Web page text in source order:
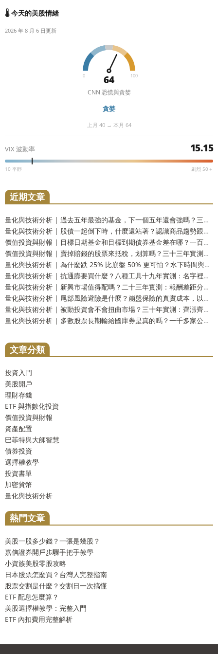
🌡️ 今天的美股情緒
2026 年 8 月 6 日更新
0 100
64
CNN 恐慌與貪婪
貪婪
上月 40 → 本月 64
VIX 波動率 15.15
10 平靜 劇烈 50＋
近期文章
量化與技術分析 | 過去五年最強的基金，下一個五年還會強嗎？三十三年實測：留在前段和掉到墊底的機率一樣高
量化與技術分析 | 股債一起倒下時，什麼還站著？認識商品趨勢跟蹤這個防禦資產
價值投資與財報 | 目標日期基金和目標到期債券基金差在哪？一百五十四年實測：到期還你的是票面，不是購買力
價值投資與財報 | 賣掉賠錢的股票來抵稅，划算嗎？三十三年實測：財富只多 2.9%，而台灣人這一步用不上
量化與技術分析 | 為什麼跌 25% 比崩盤 50% 更可怕？水下時間與潰瘍指數，風險的另一個量法
量化與技術分析 | 抗通膨要買什麼？八種工具十九年實測：名字裡有抗通膨的那一個，反而測不出反應
量化與技術分析 | 新興市場值得配嗎？二十三年實測：報酬差距分不出勝負，但台灣人多買了一份自己
量化與技術分析 | 尾部風險避險是什麼？崩盤保險的真實成本，以及一個更省事的替代方案
量化與技術分析 | 被動投資會不會扭曲市場？三十年實測：齊漲齊跌是真的，指數基金的責任卻查不出來
量化與技術分析 | 多數股票長期輸給國庫券是真的嗎？一千多家公司實測：輸的只有兩成，真正該怕的是另一件事
文章分類
投資入門
美股開戶
理財存錢
ETF 與指數化投資
價值投資與財報
資產配置
巴菲特與大師智慧
債券投資
選擇權教學
投資書單
加密貨幣
量化與技術分析
熱門文章
美股一股多少錢？一張是幾股？
嘉信證券開戶步驟手把手教學
小資族美股零股攻略
日本股票怎麼買？台灣人完整指南
股票交割是什麼？交割日一次搞懂
ETF 配息怎麼算？
美股選擇權教學：完整入門
ETF 內扣費用完整解析